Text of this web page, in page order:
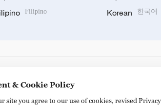
Filipino Korean 한국어
& Cookie Policy
site you agree to our use of cookies, revised